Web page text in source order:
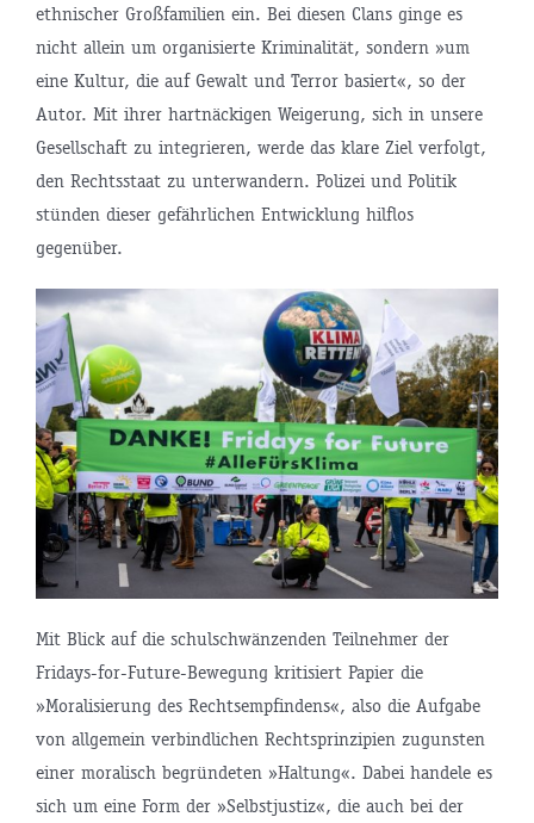
ethnischer Großfamilien ein. Bei diesen Clans ginge es
nicht allein um organisierte Kriminalität, sondern »um
eine Kultur, die auf Gewalt und Terror basiert«, so der
Autor. Mit ihrer hartnäckigen Weigerung, sich in unsere
Gesellschaft zu integrieren, werde das klare Ziel verfolgt,
den Rechtsstaat zu unterwandern. Polizei und Politik
stünden dieser gefährlichen Entwicklung hilflos
gegenüber.
Mit Blick auf die schulschwänzenden Teilnehmer der
Fridays-for-Future-Bewegung kritisiert Papier die
»Moralisierung des Rechtsempfindens«, also die Aufgabe
von allgemein verbindlichen Rechtsprinzipien zugunsten
einer moralisch begründeten »Haltung«. Dabei handele es
sich um eine Form der »Selbstjustiz«, die auch bei der